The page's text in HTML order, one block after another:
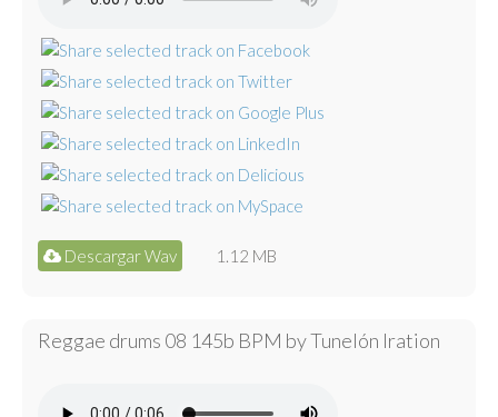
Descargar Wav 1.12 MB
Reggae drums 08 145b BPM by Tunelón Iration